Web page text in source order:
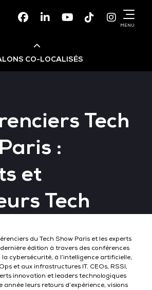
FacebookLinkedinYoutubeTikTok
MENU
CO-LOCALISÉS
Tech
:
et
Tech
du Tech Show Paris et les experts
édition à travers des conférences
la cybersécurité, à l’intelligence artificielle,
et aux infrastructures IT. CEOs, RSSI,
innovation et leaders technologiques
leurs retours d’expérience, visions